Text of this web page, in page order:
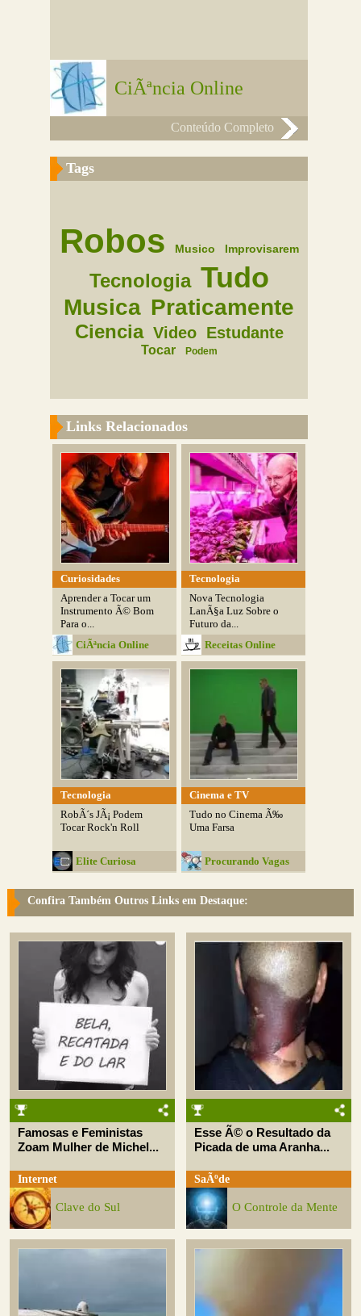
CiÃªncia Online
Conteúdo Completo
Tags
Robos Musico Improvisarem
Tecnologia Tudo
Musica Praticamente
Ciencia Video Estudante
Tocar Podem
Links Relacionados
Curiosidades
Aprender a Tocar um
Instrumento Ã© Bom
Para o...
CiÃªncia Online
Tecnologia
Nova Tecnologia
LanÃ§a Luz Sobre o
Futuro da...
Receitas Online
Tecnologia
RobÃ´s JÃ¡ Podem
Tocar Rock'n Roll
Elite Curiosa
Cinema e TV
Tudo no Cinema Ã‰
Uma Farsa
Procurando Vagas
Confira Também Outros Links em Destaque:
Famosas e Feministas
Zoam Mulher de Michel...
Internet
Clave do Sul
Esse Ã© o Resultado da
Picada de uma Aranha...
SaÃºde
O Controle da Mente